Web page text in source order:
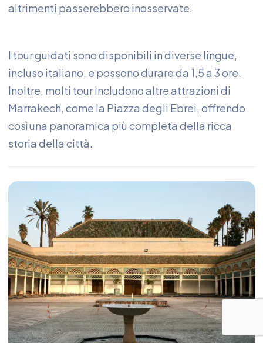
altrimenti passerebbero inosservate.
I tour guidati sono disponibili in diverse lingue,
incluso italiano, e possono durare da 1,5 a 3 ore.
Inoltre, molti tour includono altre attrazioni di
Marrakech, come la Piazza degli Ebrei, offrendo
così una panoramica più completa della ricca
storia della città.